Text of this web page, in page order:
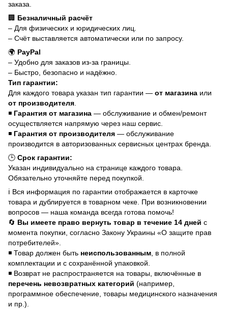
заказа.
🏢 Безналичный расчёт
– Для физических и юридических лиц.
– Счёт выставляется автоматически или по запросу.
🌍 PayPal
– Удобно для заказов из-за границы.
– Быстро, безопасно и надёжно.
Тип гарантии:
Для каждого товара указан тип гарантии — от магазина или
от производителя
◾ Гарантия от магазина — обслуживание и обмен/ремонт
осуществляется напрямую через наш сервис.
◾ Гарантия от производителя — обслуживание
производится в авторизованных сервисных центрах бренда.
🕒 Срок гарантии:
Указан индивидуально на странице каждого товара.
Обязательно уточняйте перед покупкой.
ℹ️ Вся информация по гарантии отображается в карточке
товара и дублируется в товарном чеке. При возникновении
вопросов — наша команда всегда готова помочь!
🔄 Вы имеете право вернуть товар в течение 14 дней с
момента покупки, согласно Закону Украины «О защите прав
потребителей».
◾ Товар должен быть неиспользованным , в полной
комплектации и с сохранённой упаковкой.
◾ Возврат не распространяется на товары, включённые в
перечень невозвратных категорий (например,
программное обеспечение, товары медицинского назначения
и пр.).